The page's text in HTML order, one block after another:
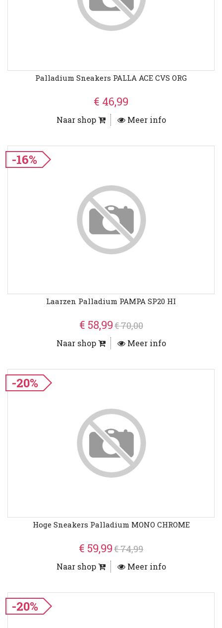
Palladium Sneakers PALLA ACE CVS ORG
€ 46,99
Naar shop Meer info
-16%
Laarzen Palladium PAMPA SP20 HI
€ 58,99€ 70,00
Naar shop Meer info
-20%
Hoge Sneakers Palladium MONO CHROME
€ 59,99€ 74,99
Naar shop Meer info
-20%